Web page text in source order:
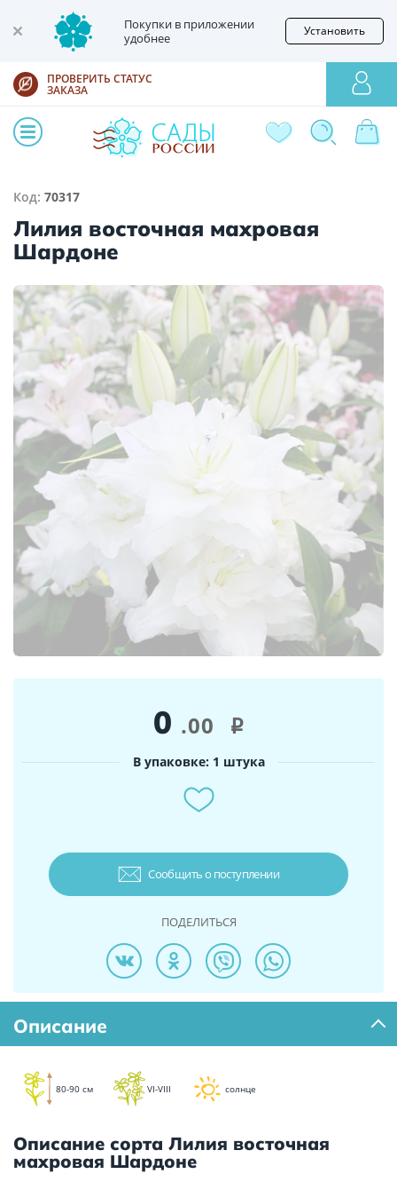
Покупки в приложении
удобнее
Установить
ПРОВЕРИТЬ СТАТУС
ЗАКАЗА
Код: 70317
Лилия восточная махровая
Шардоне
0 .00 i
В упаковке: 1 штука
Сообщить о поступлении
ПОДЕЛИТЬСЯ
Описание
80-90 см VI-VIII солнце
Описание сорта Лилия восточная
махровая Шардоне